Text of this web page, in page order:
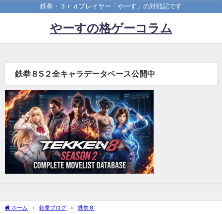
鉄拳・３ｒｄプレイヤー「やーす」の対戦記です
やーすの格ゲーコラム
鉄拳８S２全キャラデータベース公開中
ホーム 鉄拳ブログ 鉄拳８